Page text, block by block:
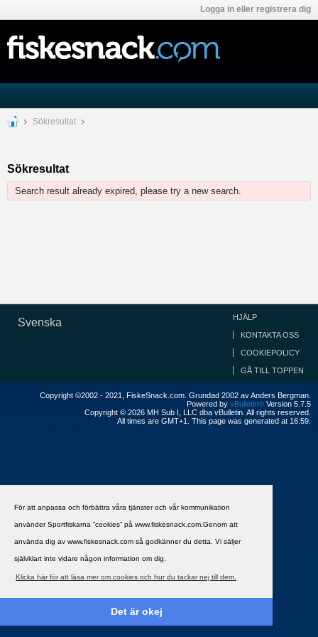
För att anpassa och förbättra våra tjänster och vår kommunikation
använder Sportfiskarna ”cookies” på www.fiskesnack.com.Genom att
använda dig av www.fiskesnack.com så godkänner du detta. Vi säljer
självklart inte vidare någon information om dig.
Klicka här för att läsa mer om cookies och hur du tackar nej till dem.
Det är okej
Logga in eller registrera dig
Sökresultat
Sökresultat
Search result already expired, please try a new search.
Svenska HJÄLP
KONTAKTA OSS
COOKIEPOLICY
GÅ TILL TOPPEN
Copyright ©2002 - 2021, FiskeSnack.com. Grundad 2002 av Anders Bergman.
Powered by vBulletin® Version 5.7.5
Copyright © 2026 MH Sub I, LLC dba vBulletin. All rights reserved.
All times are GMT+1. This page was generated at 16:59.